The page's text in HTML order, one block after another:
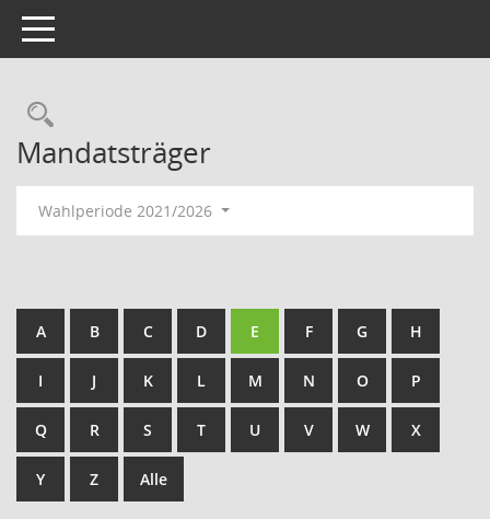
Toggle navigation
Rechercheauswahl
Mandatsträger
Wahlperiode 2021/2026
A B C D E F G H
I J K L M N O P
Q R S T U V W X
Y Z Alle